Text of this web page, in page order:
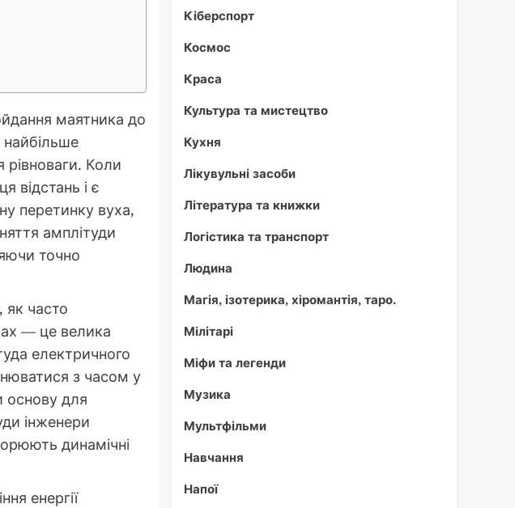
маятника до
найбільше
рівноваги. Коли
відстань і є
перетинку вуха,
амплітуди
точно
як часто
— це велика
електричного
з часом у
основу для
інженери
динамічні
енергії
Кіберспорт
Космос
Краса
Культура та мистецтво
Кухня
Лікувульні засоби
Література та книжки
Логістика та транспорт
Людина
Магія, ізотерика, хіромантія, таро.
Мілітарі
Міфи та легенди
Музика
Мультфільми
Навчання
Напої